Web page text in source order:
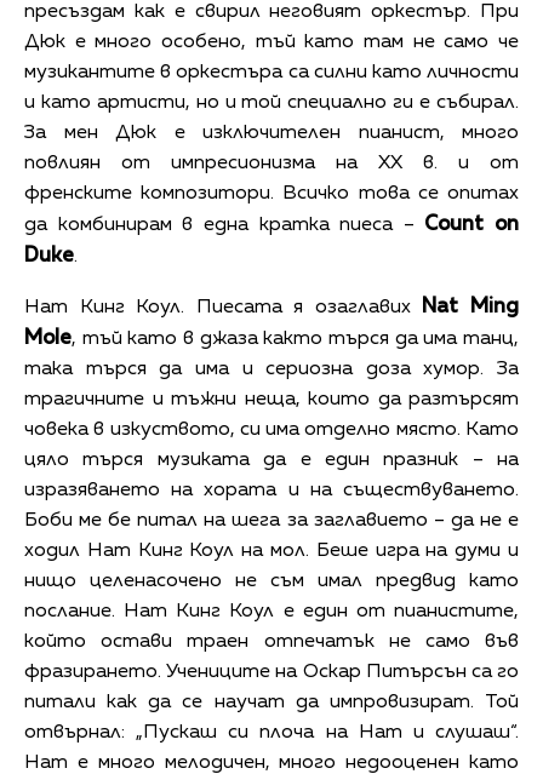
пресъздам как е свирил неговият оркестър. При
Дюк е много особено, тъй като там не само че
музикантите в оркестъра са силни като личности
и като артисти, но и той специално ги е събирал.
За мен Дюк е изключителен пианист, много
повлиян от импресионизма на ХХ в. и от
френските композитори. Всичко това се опитах
да комбинирам в една кратка пиеса – Count on
Duke.
Нат Кинг Коул. Пиесата я озаглавих
Nat Ming
Mole, тъй като в джаза както търся да има танц,
така търся да има и сериозна доза хумор. За
трагичните и тъжни неща, които да разтърсят
човека в изкуството, си има отделно място. Като
цяло търся музиката да е един празник – на
изразяването на хората и на съществуването.
Боби ме бе питал на шега за заглавието – да не е
ходил Нат Кинг Коул на мол. Беше игра на думи и
нищо целенасочено не съм имал предвид като
послание. Нат Кинг Коул е един от пианистите,
който остави траен отпечатък не само във
фразирането. Учениците на Оскар Питърсън са го
питали как да се научат да импровизират. Той
отвърнал: „Пускаш си плоча на Нат и слушаш“.
Нат е много мелодичен, много недооценен като